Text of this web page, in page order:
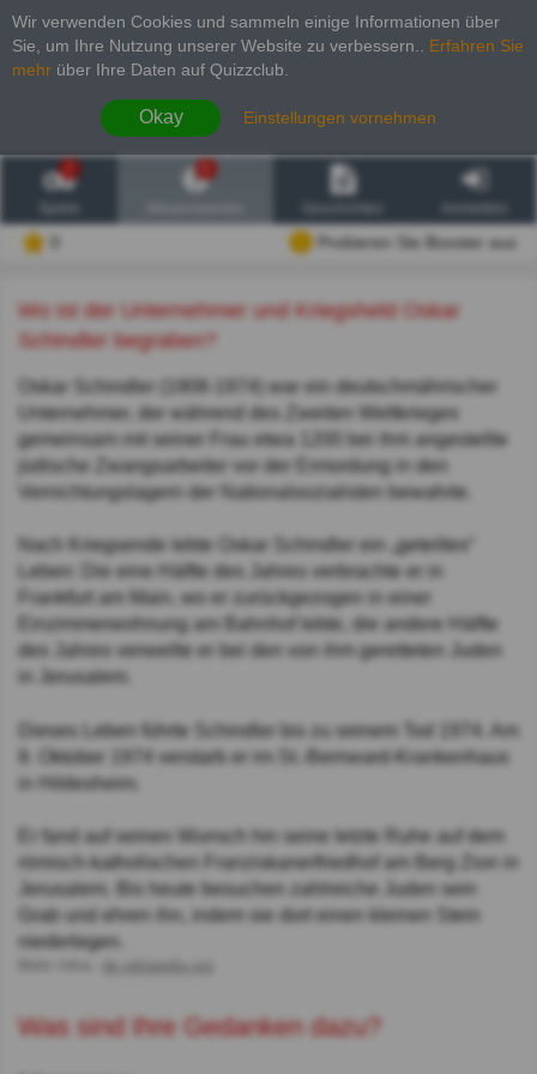
Wir verwenden Cookies und sammeln einige Informationen über
Sie, um Ihre Nutzung unserer Website zu verbessern.
Erfahren Sie
mehr über Ihre Daten auf Quizzclub.
Okay Einstellungen vornehmen
2
Probieren Sie Booster aus
Wo ist der Unternehmer und Kriegsheld Oskar
Schindler begraben?
Oskar Schindler (1908-1974) war ein deutschmährischer
Unternehmer, der während des Zweiten Weltkrieges
gemeinsam mit seiner Frau etwa 1200 bei ihm angestellte
jüdische Zwangsarbeiter vor der Ermordung in den
Vernichtungslagern der Nationalsozialisten bewahrte.
Nach Kriegsende lebte Oskar Schindler ein „geteiltes“
Leben: Die eine Hälfte des Jahres verbrachte er in
Frankfurt am Main, wo er zurückgezogen in einer
Einzimmerwohnung am Bahnhof lebte, die andere Hälfte
des Jahres verweilte er bei den von ihm geretteten Juden
in Jerusalem.
Dieses Leben führte Schindler bis zu seinem Tod 1974. Am
9. Oktober 1974 verstarb er im St.-Bernward-Krankenhaus
in Hildesheim.
Er fand auf seinen Wunsch hin seine letzte Ruhe auf dem
römisch-katholischen Franziskanerfriedhof am Berg Zion in
Jerusalem. Bis heute besuchen zahlreiche Juden sein
Grab und ehren ihn, indem sie dort einen kleinen Stein
niederlegen.
Was sind Ihre Gedanken dazu?